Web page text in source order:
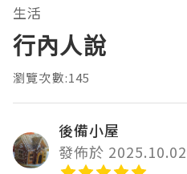
生活
行內人說
瀏覽次數:145
後備小屋
發佈於 2025.10.02